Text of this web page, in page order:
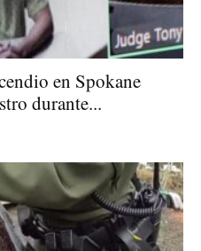
en Spokane
durante...